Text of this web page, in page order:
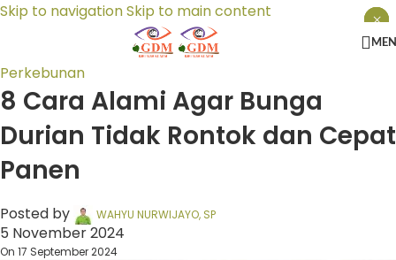
Skip to navigationSkip to main content
Perkebunan
8 Cara Alami Agar Bunga
Durian Tidak Rontok dan Cepat
Panen
Posted by WAHYU NURWIJAYO, SP
5 November 2024
On 17 September 2024
×
×
×